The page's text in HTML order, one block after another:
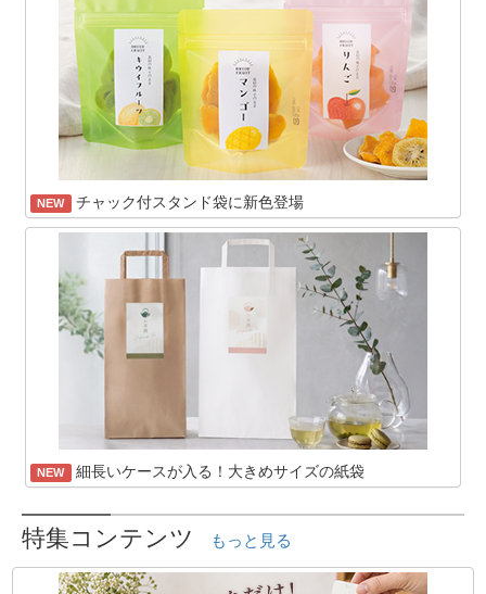
NEW チャック付スタンド袋に新色登場
NEW 細長いケースが入る！大きめサイズの紙袋
特集コンテンツ もっと見る